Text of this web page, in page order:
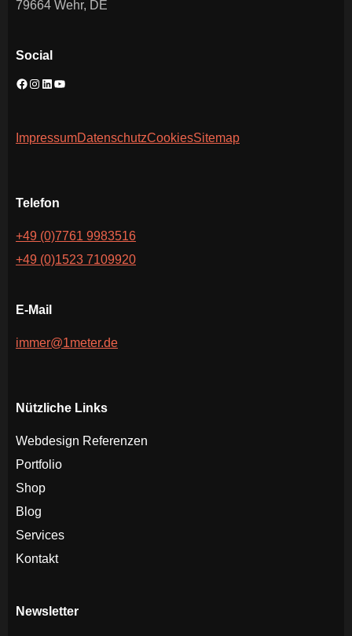
79664 Wehr, DE
Social
ImpressumDatenschutzCookiesSitemap
Telefon
+49 (0)7761 9983516
+49 (0)1523 7109920
E-Mail
immer@1meter.de
Nützliche Links
Webdesign Referenzen
Portfolio
Shop
Blog
Services
Kontakt
Newsletter